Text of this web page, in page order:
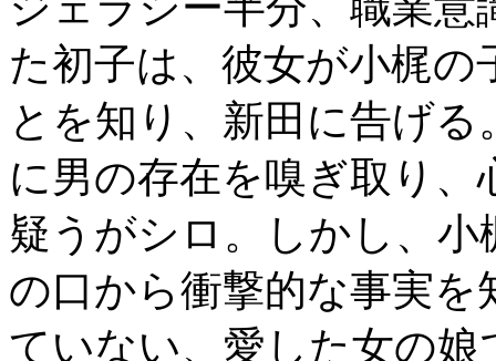
た初子は、彼女が小梶
とを知り、新田に告げ
に男の存在を嗅ぎ取り
疑うがシロ。しかし、
の口から衝撃的な事実
ていない、愛した女の